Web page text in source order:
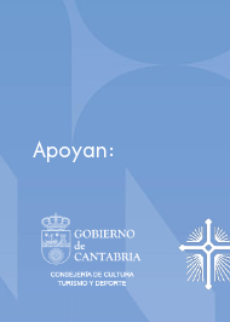
Apoyan: